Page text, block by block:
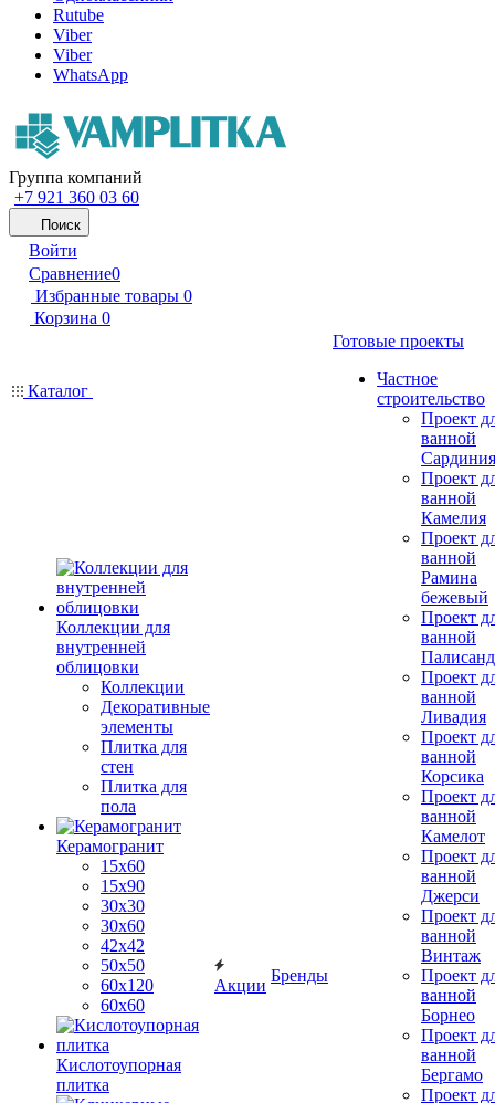
Rutube
Viber
Viber
WhatsApp
Группа компаний
+7 921 360 03 60
Поиск
Войти
Сравнение0
Избранные товары 0
Корзина 0
Каталог
Коллекции для
внутренней
облицовки
Коллекции
Декоративные
элементы
Плитка для
стен
Плитка для
пола
Керамогранит
15х60
15x90
30х30
30х60
42х42
50х50
60х120
60х60
Кислотоупорная
плитка
Акции
Бренды
Готовые проекты
Частное
строительство
Проект
ванной
Сардиния
Проект
ванной
Камелия
Проект
ванной
Рамина
бежевый
Проект
ванной
Проект
ванной
Ливадия
Проект
ванной
Корсика
Проект
ванной
Камелот
Проект
ванной
Джерси
Проект
ванной
Винтаж
Проект
ванной
Борнео
Проект
ванной
Бергамо
Проект